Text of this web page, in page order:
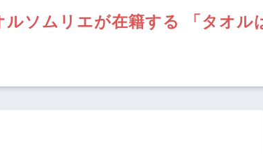
ルソムリエが在籍する 「タオ